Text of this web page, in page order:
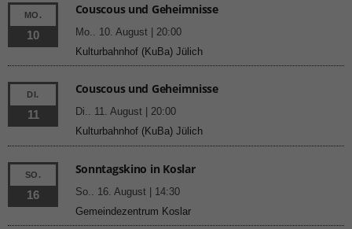
MO.
10
Couscous und Geheimnisse
Mo.. 10. August | 20:00
Kulturbahnhof (KuBa) Jülich
DI.
11
Couscous und Geheimnisse
Di.. 11. August | 20:00
Kulturbahnhof (KuBa) Jülich
SO.
16
Sonntagskino in Koslar
So.. 16. August | 14:30
Gemeindezentrum Koslar